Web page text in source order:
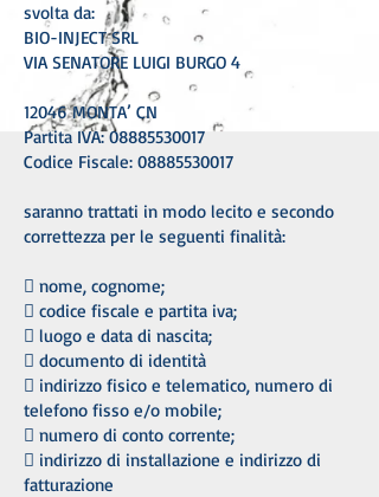
svolta da:
BIO-INJECT SRL
VIA SENATORE LUIGI BURGO 4
12046 MONTA’ CN
Partita IVA: 08885530017
Codice Fiscale: 08885530017
saranno trattati in modo lecito e secondo
correttezza per le seguenti finalità:
 nome, cognome;
 codice fiscale e partita iva;
 luogo e data di nascita;
 documento di identità
 indirizzo fisico e telematico, numero di
telefono fisso e/o mobile;
 numero di conto corrente;
 indirizzo di installazione e indirizzo di
fatturazione